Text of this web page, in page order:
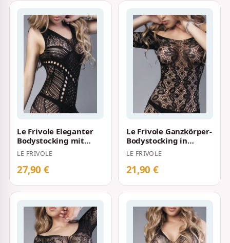
Le Frivole Eleganter
Bodystocking mit
dichten Muster und
Öffnung im Ge…
LE FRIVOLE
27,90 €
Le Frivole Ganzkörper-
Bodystocking in
Häkeloptik mit
floralem Muster S…
LE FRIVOLE
21,90 €